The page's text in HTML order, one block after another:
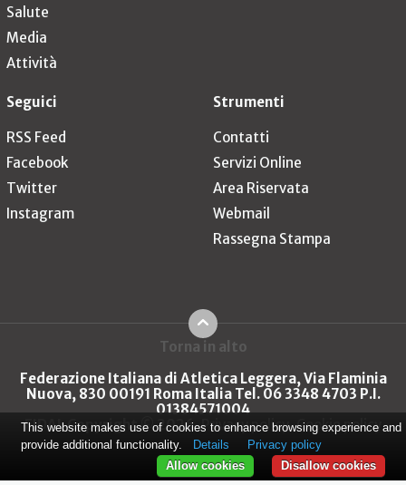
Salute
Media
Attività
Seguici
RSS Feed
Facebook
Twitter
Instagram
Strumenti
Contatti
Servizi Online
Area Riservata
Webmail
Rassegna Stampa
Torna in alto
Federazione Italiana di Atletica Leggera, Via Flaminia
Nuova, 830 00191 Roma Italia Tel. 06 3348 4703 P.I.
01384571004
FIDAL Copyright © 2026 Privacy policy Cookie policy
This website makes use of cookies to enhance browsing experience and
provide additional functionality.
Details
Privacy policy
Disallow cookies
Allow cookies